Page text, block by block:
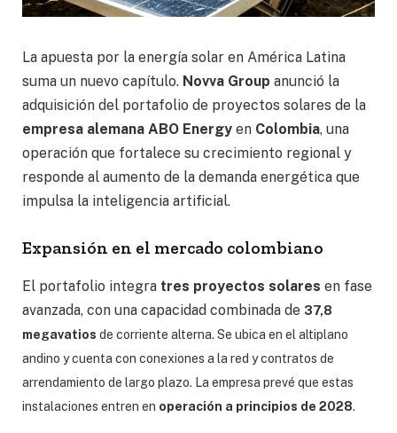
La apuesta por la energía solar en América Latina
suma un nuevo capítulo. Novva Group anunció la
adquisición del portafolio de proyectos solares de la
empresa alemana ABO Energy en Colombia, una
operación que fortalece su crecimiento regional y
responde al aumento de la demanda energética que
impulsa la inteligencia artificial.
Expansión en el mercado colombiano
El portafolio integra tres proyectos solares en fase
avanzada, con una capacidad combinada de 37,8
megavatios de corriente alterna. Se ubica en el altiplano
andino y cuenta con conexiones a la red y contratos de
arrendamiento de largo plazo. La empresa prevé que estas
instalaciones entren en operación a principios de 2028.